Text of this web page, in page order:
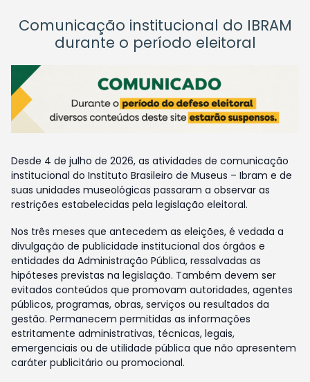
Comunicação institucional do IBRAM
durante o período eleitoral
Desde 4 de julho de 2026, as atividades de comunicação
institucional do Instituto Brasileiro de Museus – Ibram e de
suas unidades museológicas passaram a observar as
restrições estabelecidas pela legislação eleitoral.
Nos três meses que antecedem as eleições, é vedada a
divulgação de publicidade institucional dos órgãos e
entidades da Administração Pública, ressalvadas as
hipóteses previstas na legislação. Também devem ser
evitados conteúdos que promovam autoridades, agentes
públicos, programas, obras, serviços ou resultados da
gestão. Permanecem permitidas as informações
estritamente administrativas, técnicas, legais,
emergenciais ou de utilidade pública que não apresentem
caráter publicitário ou promocional.